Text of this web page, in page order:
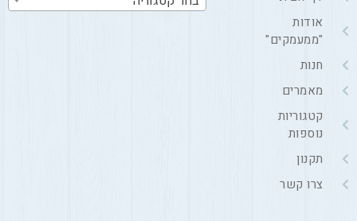
אודות
"ממעמקים"
חנות
מאמרים
קטגוריות
נוספות
תקנון
צרו קשר